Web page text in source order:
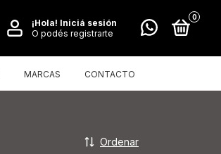
¡Hola! Iniciá sesión
O podés registrarte
0
MARCAS CONTACTO
Ordenar